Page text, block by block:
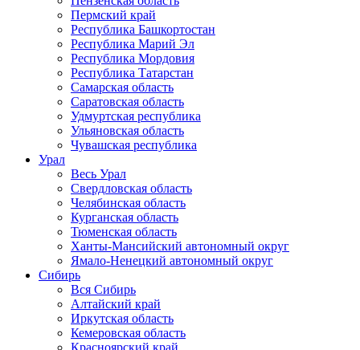
Пермский край
Республика Башкортостан
Республика Марий Эл
Республика Мордовия
Республика Татарстан
Самарская область
Саратовская область
Удмуртская республика
Ульяновская область
Чувашская республика
Урал
Весь Урал
Свердловская область
Челябинская область
Курганская область
Тюменская область
Ханты-Мансийский автономный округ
Ямало-Ненецкий автономный округ
Сибирь
Вся Сибирь
Алтайский край
Иркутская область
Кемеровская область
Красноярский край